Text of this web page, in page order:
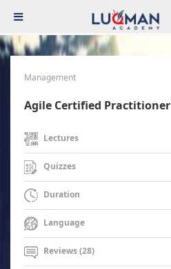
Management
Agile Certified Practitioner
Lectures
Quizzes
Duration
Language
Reviews (28)